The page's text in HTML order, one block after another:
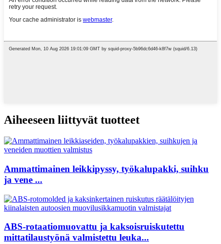
Aiheeseen liittyvät tuotteet
Ammattimainen leikkipyssy, työkalupakki, suihku
ja vene ...
ABS-rotaatiomuovattu ja kaksoisruiskutettu
mittatilaustyönä valmistettu leuka...